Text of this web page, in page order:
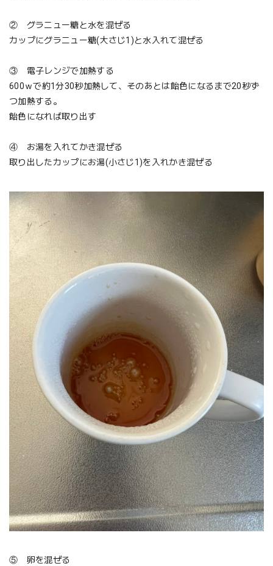
② グラニュー糖と水を混ぜる
カップにグラニュー糖(大さじ1)と水入れて混ぜる
③ 電子レンジで加熱する
600ｗで約1分30秒加熱して、そのあとは飴色になるまで20秒ず
つ加熱する。
飴色になれば取り出す
④ お湯を入れてかき混ぜる
取り出したカップにお湯(小さじ1)を入れかき混ぜる
⑤ 卵を混ぜる